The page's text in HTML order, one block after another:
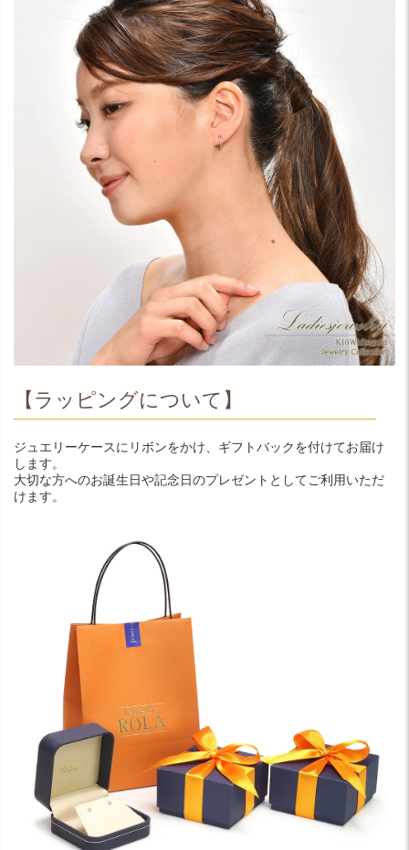
【ラッピングについて】
ジュエリーケースにリボンをかけ、ギフトバックを付けてお届け
します。
大切な方へのお誕生日や記念日のプレゼントとしてご利用いただ
けます。